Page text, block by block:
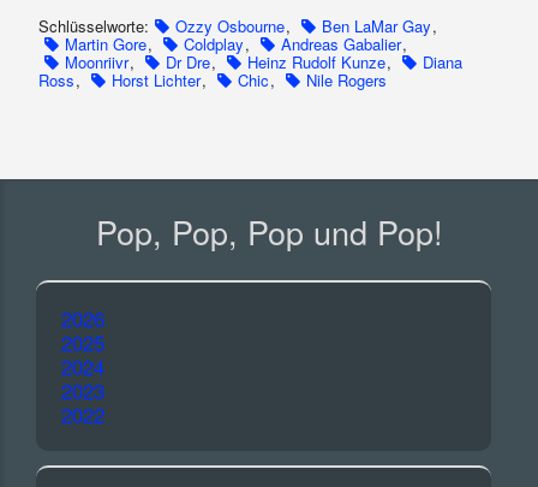
Schlüsselworte: Ozzy Osbourne, Ben LaMar Gay,
Martin Gore, Coldplay, Andreas Gabalier,
Moonriivr, Dr Dre, Heinz Rudolf Kunze, Diana
Ross, Horst Lichter, Chic, Nile Rogers
Pop, Pop, Pop und Pop!
2026
2025
2024
2023
2022